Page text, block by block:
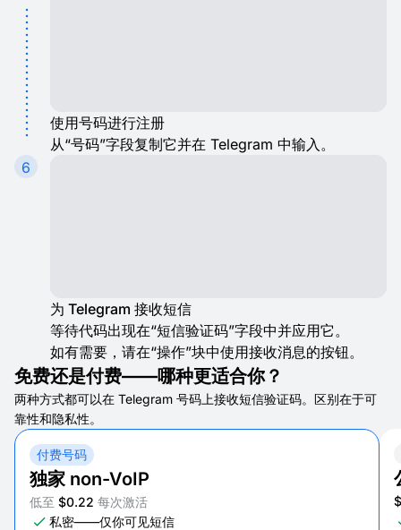
使用号码进行注册
从“号码”字段复制它并在 Telegram 中输入。
6
为 Telegram 接收短信
等待代码出现在“短信验证码”字段中并应用它。
如有需要，请在“操作”块中使用接收消息的按钮。
免费还是付费——哪种更适合你？
两种方式都可以在 Telegram 号码上接收短信验证码。区别在于可
靠性和隐私性。
付费号码
独家 non-VoIP
低至 $0.22 每次激活
私密——仅你可见短信